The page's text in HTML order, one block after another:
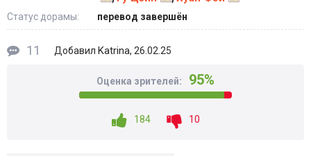
Статус дорамы: перевод завершён
11 Добавил Katrina, 26.02.25
Оценка зрителей: 95%
184 10